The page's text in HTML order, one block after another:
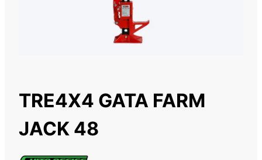
TRE4X4 GATA FARM
JACK 48